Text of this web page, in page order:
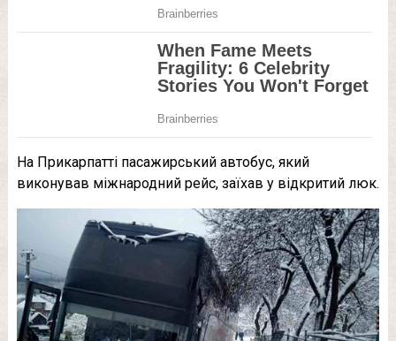
На Прикарпатті пасажирський автобус, який
виконував міжнародний рейс, заїхав у відкритий люк.